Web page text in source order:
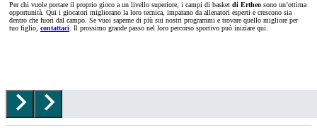
Per chi vuole portare il proprio gioco a un livello superiore, i campi di basket di Ertheo sono un’ottima
opportunità. Qui i giocatori migliorano la loro tecnica, imparano da allenatori esperti e crescono sia
dentro che fuori dal campo. Se vuoi saperne di più sui nostri programmi e trovare quello migliore per
tuo figlio, contattaci. Il prossimo grande passo nel loro percorso sportivo può iniziare qui.